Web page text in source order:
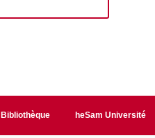
Bibliothèque heSam Université